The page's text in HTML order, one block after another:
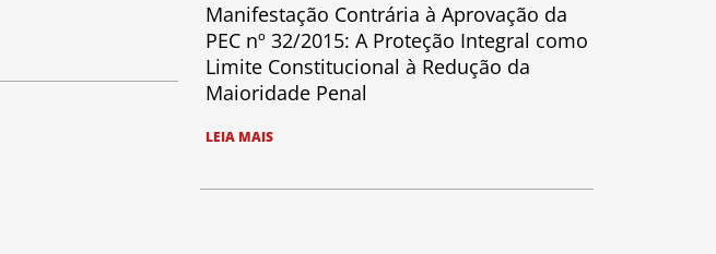
Manifestação Contrária à Aprovação da
PEC nº 32/2015: A Proteção Integral como
Limite Constitucional à Redução da
Maioridade Penal
LEIA MAIS